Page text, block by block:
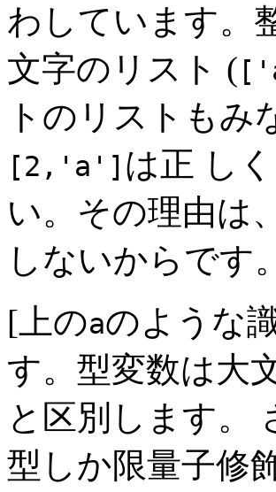
わしています。
文字のリスト (
トのリストもみ
[2,'a'] は正 し
い。その理由は、
しないからです
[上のaのような
す。型変数は大
と区別します。
型しか限量子修